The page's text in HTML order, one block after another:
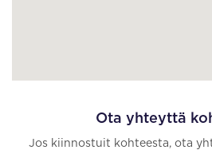
Ota yhteyttä
Jos kiinnostuit kohteesta, ota